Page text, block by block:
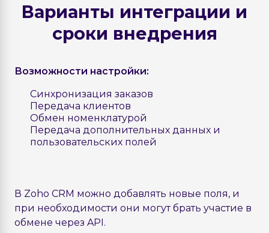
Варианты интеграции и
сроки внедрения
Возможности настройки:
Синхронизация заказов
Передача клиентов
Обмен номенклатурой
Передача дополнительных данных и
пользовательских полей
В Zoho CRM можно добавлять новые поля, и
при необходимости они могут брать участие в
обмене через API.